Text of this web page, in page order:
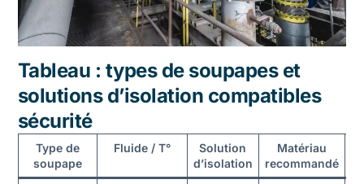
Tableau : types de soupapes et
solutions d’isolation compatibles
sécurité
Type de
soupape
Fluide / T°
Solution
d’isolation
Matériau
recommandé